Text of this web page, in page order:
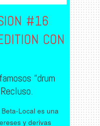
#16
CON
“drum
Local es una
y derivas